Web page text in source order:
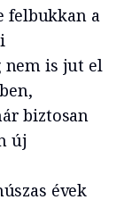
felbukkan a
nem is jut el
biztosan
új
évek